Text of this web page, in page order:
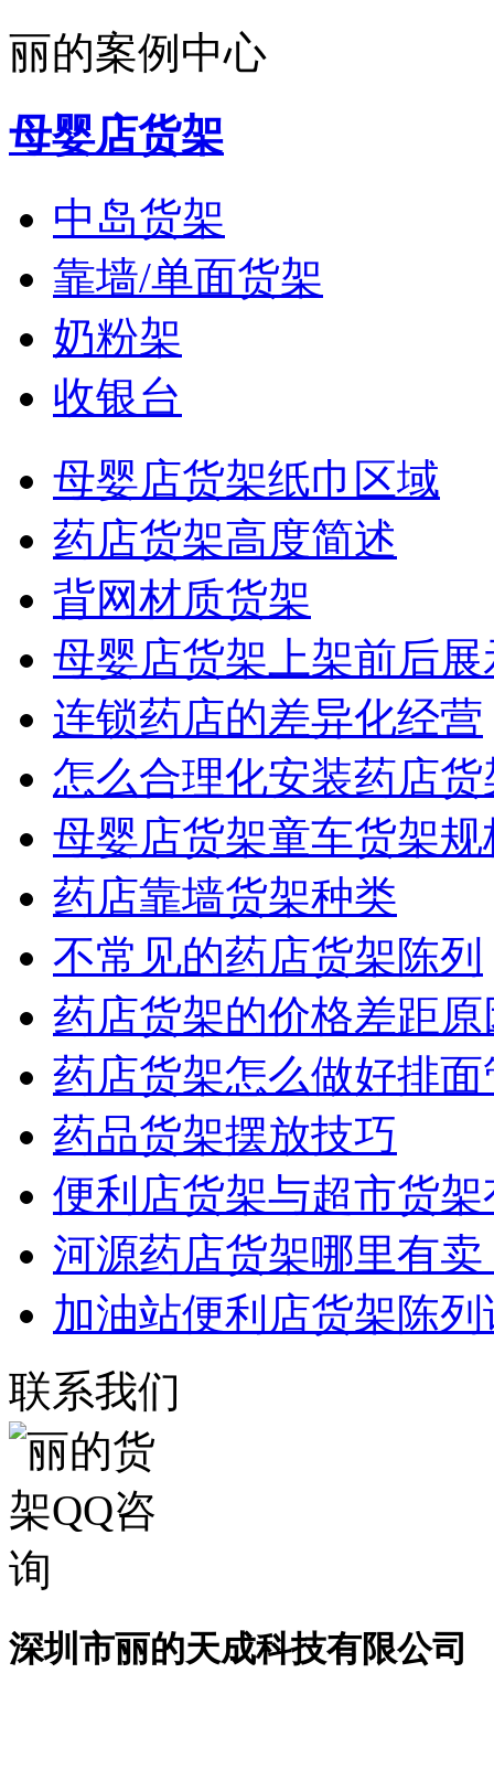
丽的案例中心
母婴店货架
中岛货架
靠墙/单面货架
奶粉架
收银台
母婴店货架纸巾区域
药店货架高度简述
背网材质货架
母婴店货架上架前后展
连锁药店的差异化经营
怎么合理化安装药店货
母婴店货架童车货架规
药店靠墙货架种类
不常见的药店货架陈列
药店货架的价格差距原
药店货架怎么做好排面
药品货架摆放技巧
便利店货架与超市货架
河源药店货架哪里有卖
加油站便利店货架陈列
联系我们
深圳市丽的天成科技有限公司